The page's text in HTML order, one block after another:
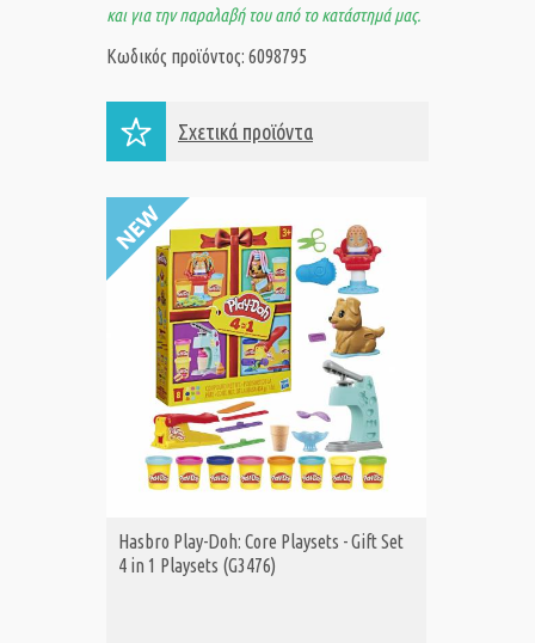
και για την παραλαβή του από το κατάστημά μας.
Κωδικός προϊόντος: 6098795
Σχετικά προϊόντα
ΑΓΟΡΑ
Hasbro Play-Doh: Core Playsets - Gift Set
4 in 1 Playsets (G3476)